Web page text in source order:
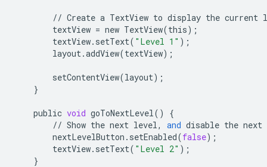
// Create a TextView to display the current
textView = new TextView(this);
textView. setText( "Level 1" );
layout.addView(textView);
setContentView(layout);
}
public void goToNextLevel()
{
// Show the next level, and disable the next
nextLevelButton . setEnabled(false);
textView. setText( "Level 2" );
}